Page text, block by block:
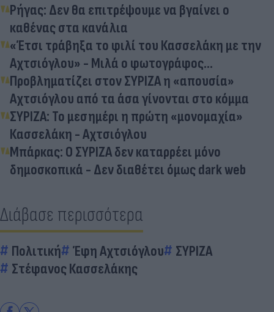
Ρήγας: Δεν θα επιτρέψουμε να βγαίνει ο
καθένας στα κανάλια
«Έτσι τράβηξα το φιλί του Κασσελάκη με την
Αχτσιόγλου» - Μιλά ο φωτογράφος...
Προβληματίζει στον ΣΥΡΙΖΑ η «απουσία»
Αχτσιόγλου από τα άσα γίνονται στο κόμμα
ΣΥΡΙΖΑ: Το μεσημέρι η πρώτη «μονομαχία»
Κασσελάκη - Αχτσιόγλου
Μπάρκας: Ο ΣΥΡΙΖΑ δεν καταρρέει μόνο
δημοσκοπικά - Δεν διαθέτει όμως dark web
Διάβασε περισσότερα
Πολιτική Έφη Αχτσιόγλου
ΣΥΡΙΖΑ
Στέφανος Κασσελάκης